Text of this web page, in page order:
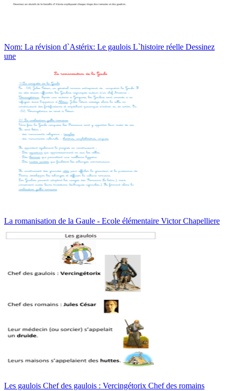
Nom: La révision d`Astérix: Le gaulois L`histoire réelle Dessinez
une
La romanisation de la Gaule - Ecole élémentaire Victor Chapelliere
Les gaulois Chef des gaulois : Vercingétorix Chef des romains